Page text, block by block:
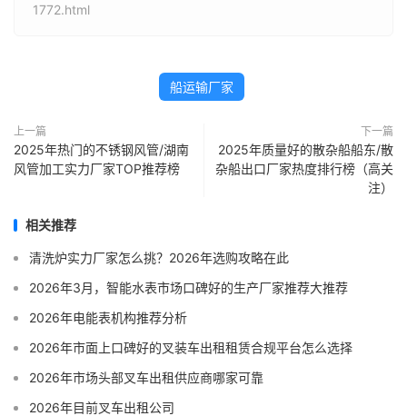
1772.html
船运输厂家
上一篇
2025年热门的不锈钢风管/湖南
风管加工实力厂家TOP推荐榜
下一篇
2025年质量好的散杂船船东/散
杂船出口厂家热度排行榜（高关
注）
相关推荐
清洗炉实力厂家怎么挑？2026年选购攻略在此
2026年3月，智能水表市场口碑好的生产厂家推荐大推荐
2026年电能表机构推荐分析
2026年市面上口碑好的叉装车出租租赁合规平台怎么选择
2026年市场头部叉车出租供应商哪家可靠
2026年目前叉车出租公司